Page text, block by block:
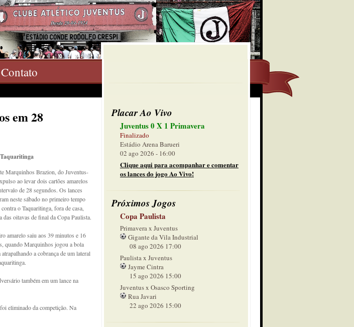
Contato
Placar Ao Vivo
Juventus 0 X 1 Primavera
Finalizado
Estádio Arena Barueri
02 ago 2026 - 16:00
Clique aqui para acompanhar e comentar
os lances do jogo Ao Vivo!
Próximos Jogos
Copa Paulista
Primavera x Juventus
Gigante da Vila Industrial
08 ago 2026 17:00
Paulista x Juventus
Jayme Cintra
15 ago 2026 15:00
Juventus x Osasco Sporting
Rua Javari
22 ago 2026 15:00
em 28
Marquinhos Brazion, do Juventus-
ao levar dois cartões amarelos
de 28 segundos. Os lances
neste sábado no primeiro tempo
o Taquaritinga, fora de casa,
das oitavas de final da Copa Paulista.
amarelo saiu aos 39 minutos e 16
quando Marquinhos jogou a bola
a cobrança de um lateral
também em um lance na
eliminado da competição. Na